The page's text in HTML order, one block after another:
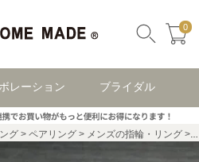
0
レーション ブライダル
グ ペアリング メンズの指輪・リング